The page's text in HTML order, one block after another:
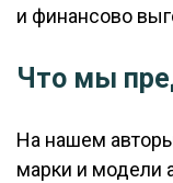
и финансово
Что мы
На нашем
марки и модели